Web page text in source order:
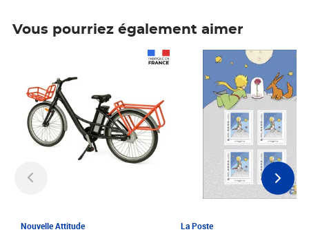
Vous pourriez également aimer
Nouvelle Attitude La Poste
Prix 6,25€ HT